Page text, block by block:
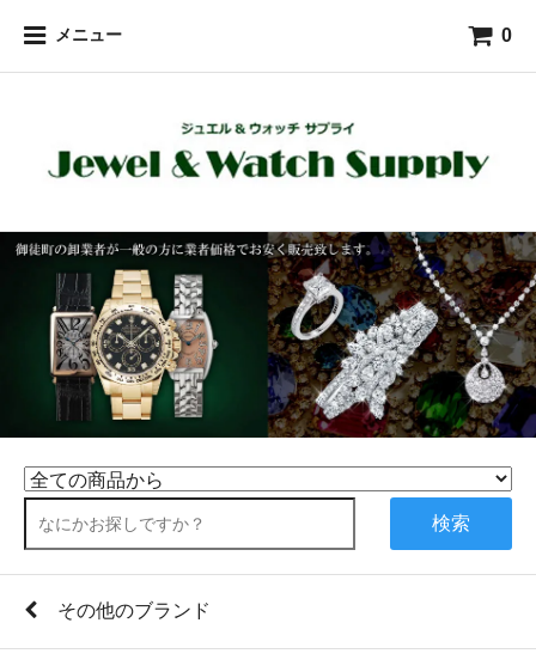
メニュー 0
検索
その他のブランド